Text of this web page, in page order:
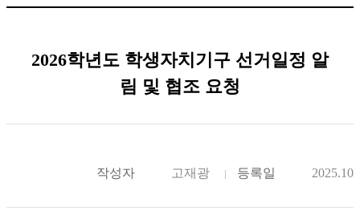
2026학년도 학생자치기구 선거일정 알
림 및 협조 요청
작성자 고재광 등록일